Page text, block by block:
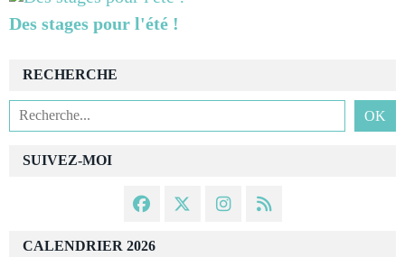
Des stages pour l'été !
SUIVEZ-MOI
RECHERCHE
CALENDRIER 2026